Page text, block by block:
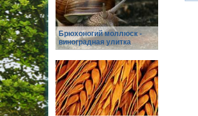
Брюхоногий моллюск -
виноградная улитка